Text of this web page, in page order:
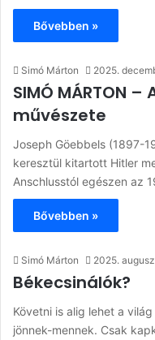
Bővebben »
Simó Márton 2025.
SIMÓ MÁRTON
művészete
Joseph Göebbels (1897-
keresztül kitartott Hitler
Anschlusstól egészen az
Bővebben »
Simó Márton 2025.
Békecsinálók?
Követni is alig lehet a
jönnek-mennek. Csak